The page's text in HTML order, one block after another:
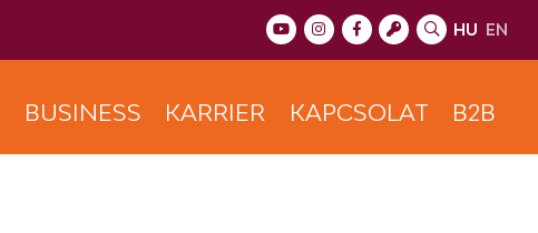
HU EN
BUSINESS KARRIER KAPCSOLAT B2B